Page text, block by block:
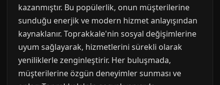
kazanmıştır. Bu popülerlik, onun müşterilerine
sunduğu enerjik ve modern hizmet anlayışından
kaynaklanır. Toprakkale'nin sosyal değişimlerine
uyum sağlayarak, hizmetlerini sürekli olarak
yeniliklerle zenginleştirir. Her buluşmada,
müşterilerine özgün deneyimler sunması ve